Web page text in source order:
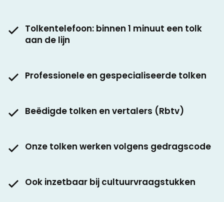
Tolkentelefoon: binnen 1 minuut een tolk
aan de lijn
Professionele en gespecialiseerde tolken
Beëdigde tolken en vertalers (Rbtv)
Onze tolken werken volgens gedragscode
Ook inzetbaar bij cultuurvraagstukken